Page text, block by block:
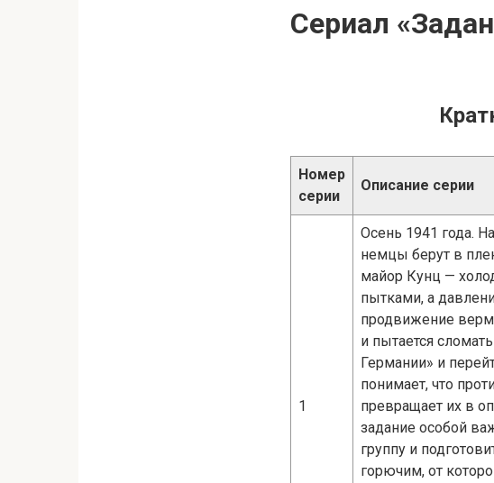
Сериал
Номер
серии
Описание серии
1
Осень 1941 года.
немцы берут в
майор Кунц —
пытками, а
продвижение
и пытается
Германии» и
понимает, что
превращает их в
задание особой
группу и
горючим, от